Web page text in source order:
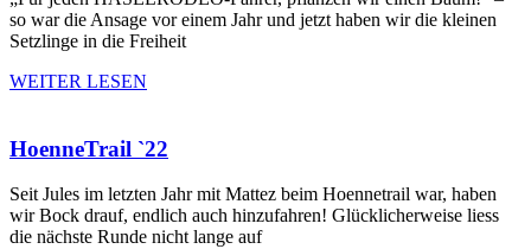
so war die Ansage vor einem Jahr und jetzt haben wir die kleinen
Setzlinge in die Freiheit
WEITER LESEN
HoenneTrail `22
Seit Jules im letzten Jahr mit Mattez beim Hoennetrail war, haben
wir Bock drauf, endlich auch hinzufahren! Glücklicherweise liess
die nächste Runde nicht lange auf